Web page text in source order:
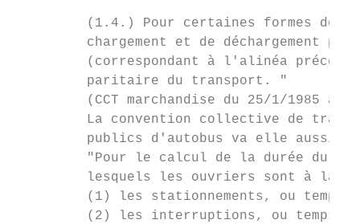
(1.4.) Pour certaines formes de
chargement et de déchargement
(correspondant à l'alinéa
         paritaire du transport. "
(CCT marchandise du 25/1/1985
La convention collective de
publics d'autobus va elle aussi
"Pour le calcul de la durée du
lesquels les ouvriers sont à la
(1) les stationnements, ou temps
(2) les interruptions, ou temps